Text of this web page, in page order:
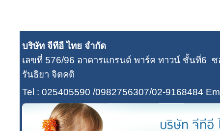
บริษัท จีทีอี ไทย จำกัด
เลขที่ 576/96 อาคารแกรนด์ พาร์ค ทาวน์ ชั้นที่6
รันธิยา จิตคติ
Tel : 025405590 /0982756307/02-9168484